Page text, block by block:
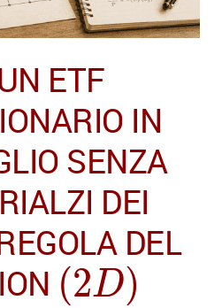
ETF
IN
SENZA
DEI
DEL
(2D)
(2D)